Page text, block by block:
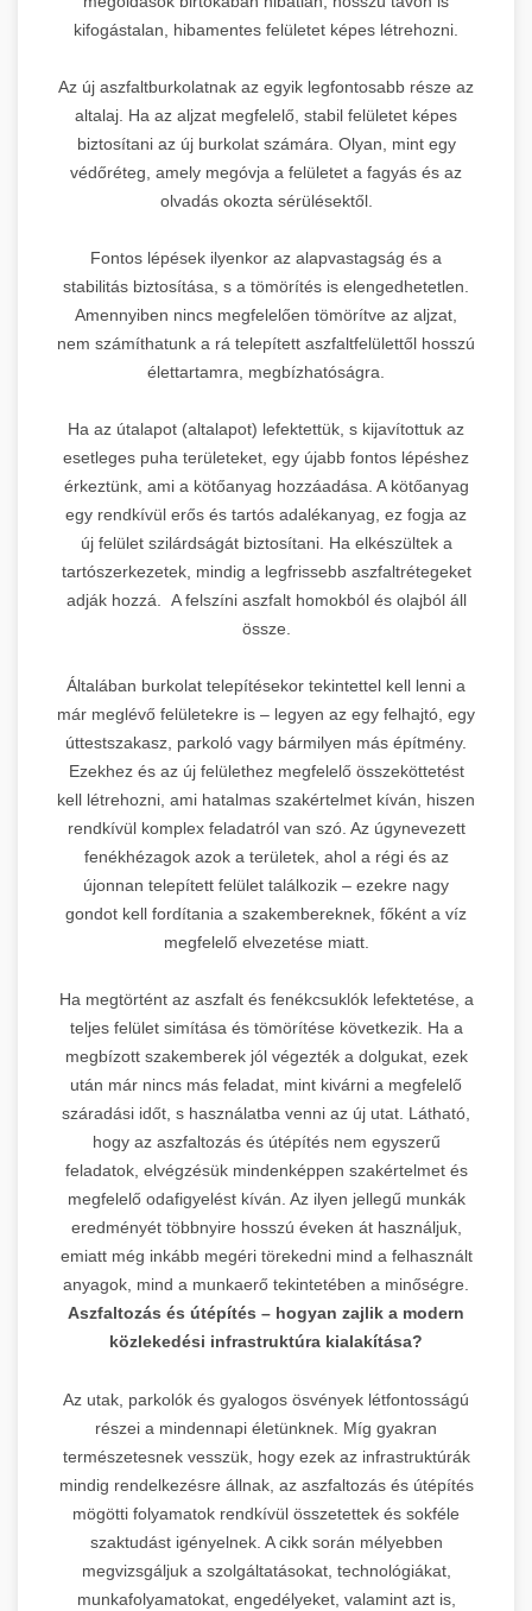
kifogástalan, hibamentes felületet képes létrehozni.
Az új aszfaltburkolatnak az egyik legfontosabb része az
altalaj. Ha az aljzat megfelelő, stabil felületet képes
biztosítani az új burkolat számára. Olyan, mint egy
védőréteg, amely megóvja a felületet a fagyás és az
olvadás okozta sérülésektől.
Fontos lépések ilyenkor az alapvastagság és a
stabilitás biztosítása, s a tömörítés is elengedhetetlen.
Amennyiben nincs megfelelően tömörítve az aljzat,
nem számíthatunk a rá telepített aszfaltfelülettől hosszú
élettartamra, megbízhatóságra.
Ha az útalapot (altalapot) lefektettük, s kijavítottuk az
esetleges puha területeket, egy újabb fontos lépéshez
érkeztünk, ami a kötőanyag hozzáadása. A kötőanyag
egy rendkívül erős és tartós adalékanyag, ez fogja az
új felület szilárdságát biztosítani. Ha elkészültek a
tartószerkezetek, mindig a legfrissebb aszfaltrétegeket
adják hozzá. A felszíni aszfalt homokból és olajból áll
össze.
Általában burkolat telepítésekor tekintettel kell lenni a
már meglévő felületekre is – legyen az egy felhajtó, egy
úttestszakasz, parkoló vagy bármilyen más építmény.
Ezekhez és az új felülethez megfelelő összeköttetést
kell létrehozni, ami hatalmas szakértelmet kíván, hiszen
rendkívül komplex feladatról van szó. Az úgynevezett
fenékhézagok azok a területek, ahol a régi és az
újonnan telepített felület találkozik – ezekre nagy
gondot kell fordítania a szakembereknek, főként a víz
megfelelő elvezetése miatt.
Ha megtörtént az aszfalt és fenékcsuklók lefektetése, a
teljes felület simítása és tömörítése következik. Ha a
megbízott szakemberek jól végezték a dolgukat, ezek
után már nincs más feladat, mint kivárni a megfelelő
száradási időt, s használatba venni az új utat. Látható,
hogy az aszfaltozás és útépítés nem egyszerű
feladatok, elvégzésük mindenképpen szakértelmet és
megfelelő odafigyelést kíván. Az ilyen jellegű munkák
eredményét többnyire hosszú éveken át használjuk,
emiatt még inkább megéri törekedni mind a felhasznált
anyagok, mind a munkaerő tekintetében a minőségre.
Aszfaltozás és útépítés – hogyan zajlik a modern
közlekedési infrastruktúra kialakítása?
Az utak, parkolók és gyalogos ösvények létfontosságú
részei a mindennapi életünknek. Míg gyakran
természetesnek vesszük, hogy ezek az infrastruktúrák
mindig rendelkezésre állnak, az aszfaltozás és útépítés
mögötti folyamatok rendkívül összetettek és sokféle
szaktudást igényelnek. A cikk során mélyebben
megvizsgáljuk a szolgáltatásokat, technológiákat,
munkafolyamatokat, engedélyeket, valamint azt is,